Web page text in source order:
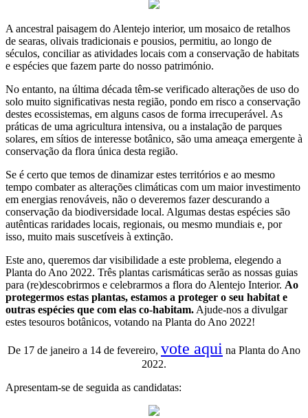
A ancestral paisagem do Alentejo interior, um mosaico de retalhos
de searas, olivais tradicionais e pousios, permitiu, ao longo de
séculos, conciliar as atividades locais com a conservação de habitats
e espécies que fazem parte do nosso património.
No entanto, na última década têm-se verificado alterações de uso do
solo muito significativas nesta região, pondo em risco a conservação
destes ecossistemas, em alguns casos de forma irrecuperável. As
práticas de uma agricultura intensiva, ou a instalação de parques
solares, em sítios de interesse botânico, são uma ameaça emergente à
conservação da flora única desta região.
Se é certo que temos de dinamizar estes territórios e ao mesmo
tempo combater as alterações climáticas com um maior investimento
em energias renováveis, não o deveremos fazer descurando a
conservação da biodiversidade local. Algumas destas espécies são
autênticas raridades locais, regionais, ou mesmo mundiais e, por
isso, muito mais suscetíveis à extinção.
Este ano, queremos dar visibilidade a este problema, elegendo a
Planta do Ano 2022. Três plantas carismáticas serão as nossas guias
para (re)descobrirmos e celebrarmos a flora do Alentejo Interior. Ao
protegermos estas plantas, estamos a proteger o seu habitat e
outras espécies que com elas co-habitam.Ajude-nos a divulgar
estes tesouros botânicos, votando na Planta do Ano 2022!
De 17 de janeiro a 14 de fevereiro, vote aqui na Planta do Ano
2022.
Apresentam-se de seguida as candidatas: